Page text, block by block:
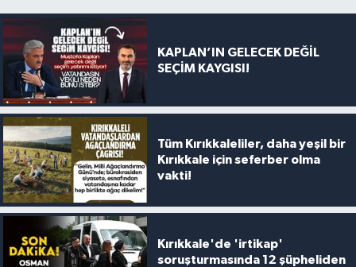
KAPLAN’IN GELECEK DEĞİL
SEÇİM KAYGISI!
Tüm Kırıkkaleliler, daha yeşil bir
Kırıkkale için seferber olma
vakti!
Kırıkkale'de 'irtikap'
soruşturmasında 12 şüpheliden